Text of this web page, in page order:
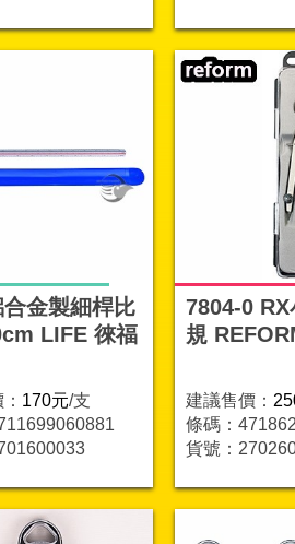
金製細桿比
LIFE 徠福
170元/支
7804-0 RX
規
建議售價：
條碼：
貨號：